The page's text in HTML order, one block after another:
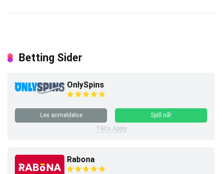
Betting Sider
OnlySpins
Les anmeldelse
Spill nå!
T&Cs Apply
Rabona